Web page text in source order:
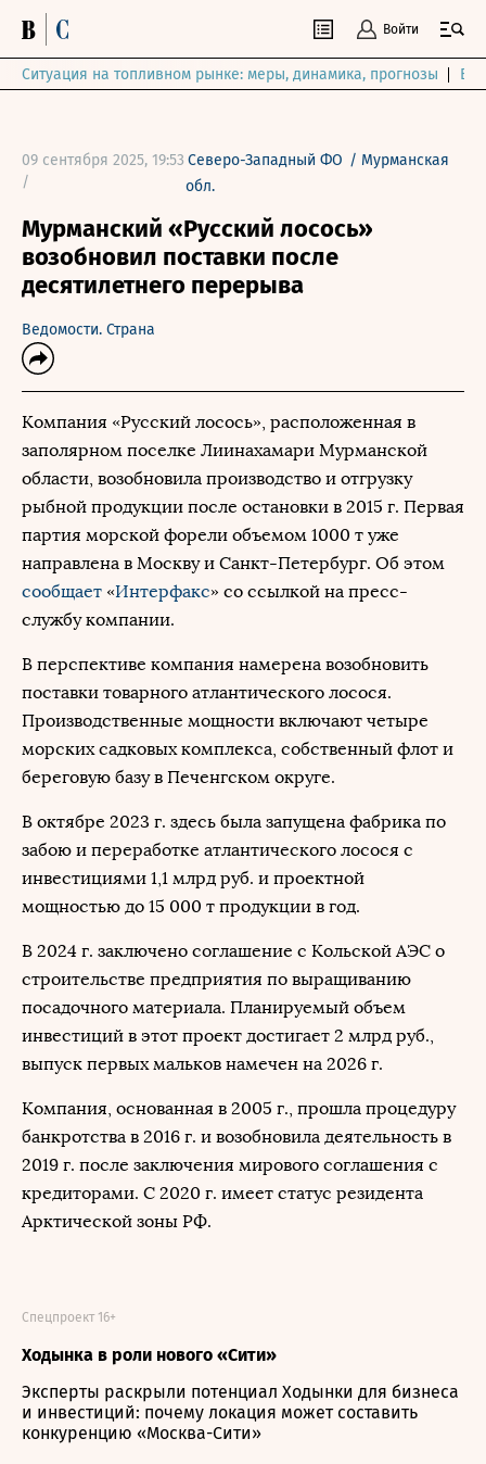
Войти
Ситуация на топливном рынке: меры, динамика, прогнозы
09 сентября 2025, 19:53
/
Северо-Западный ФО / Мурманская
обл.
Мурманский «Русский лосось»
возобновил поставки после
десятилетнего перерыва
Ведомости. Страна
Компания «Русский лосось», расположенная в
заполярном поселке Лиинахамари Мурманской
области, возобновила производство и отгрузку
рыбной продукции после остановки в 2015 г. Первая
партия морской форели объемом 1000 т уже
направлена в Москву и Санкт-Петербург. Об этом
сообщает «Интерфакс» со ссылкой на пресс-
службу компании.
В перспективе компания намерена возобновить
поставки товарного атлантического лосося.
Производственные мощности включают четыре
морских садковых комплекса, собственный флот и
береговую базу в Печенгском округе.
В октябре 2023 г. здесь была запущена фабрика по
забою и переработке атлантического лосося с
инвестициями 1,1 млрд руб. и проектной
мощностью до 15 000 т продукции в год.
В 2024 г. заключено соглашение с Кольской АЭС о
строительстве предприятия по выращиванию
посадочного материала. Планируемый объем
инвестиций в этот проект достигает 2 млрд руб.,
выпуск первых мальков намечен на 2026 г.
Компания, основанная в 2005 г., прошла процедуру
банкротства в 2016 г. и возобновила деятельность в
2019 г. после заключения мирового соглашения с
кредиторами. С 2020 г. имеет статус резидента
Арктической зоны РФ.
Ходынка в роли нового «Сити»
Спецпроект 16+
Эксперты раскрыли потенциал Ходынки для бизнеса
и инвестиций: почему локация может составить
конкуренцию «Москва-Сити»